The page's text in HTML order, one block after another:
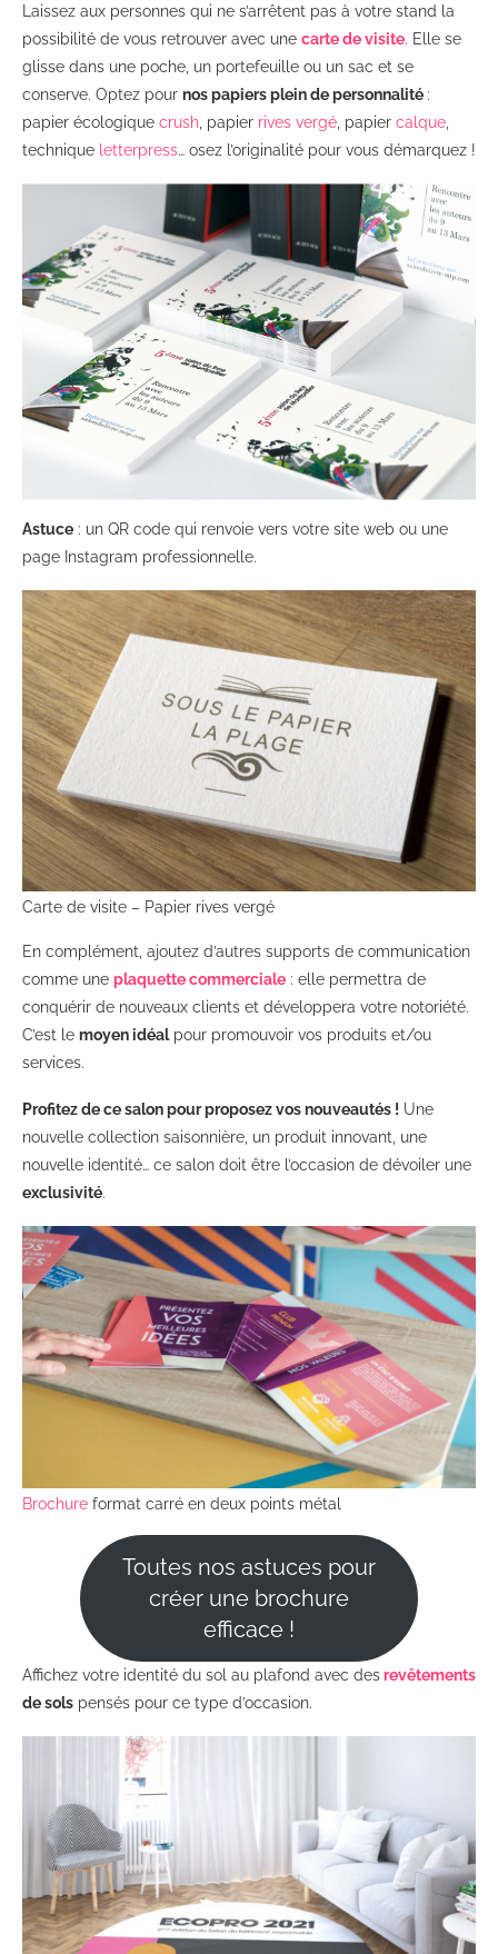
Laissez aux personnes qui ne s’arrêtent pas à votre stand la
possibilité de vous retrouver avec une carte de visite. Elle se
glisse dans une poche, un portefeuille ou un sac et se
conserve. Optez pour nos papiers plein de personnalité :
papier écologique crush , papier rives vergé , papier calque
technique letterpress… osez l’originalité pour vous démarquez !
Astuce : un QR code qui renvoie vers votre site web ou une
page Instagram professionnelle.
Carte de visite – Papier rives vergé
En complément, ajoutez d’autres supports de communication
comme une plaquette commerciale : elle permettra de
conquérir de nouveaux clients et développera votre notoriété.
C’est le moyen idéalpour promouvoir vos produits et/ou
services.
Profitez de ce salon pour proposez vos nouveautés ! Une
nouvelle collection saisonnière, un produit innovant, une
nouvelle identité… ce salon doit être l’occasion de dévoiler une
exclusivité.
Brochure format carré en deux points métal
Toutes nos astuces pour
créer une brochure
efficace !
Affichez votre identité du sol au plafond avec desrevêtements
de sols pensés pour ce type d’occasion.